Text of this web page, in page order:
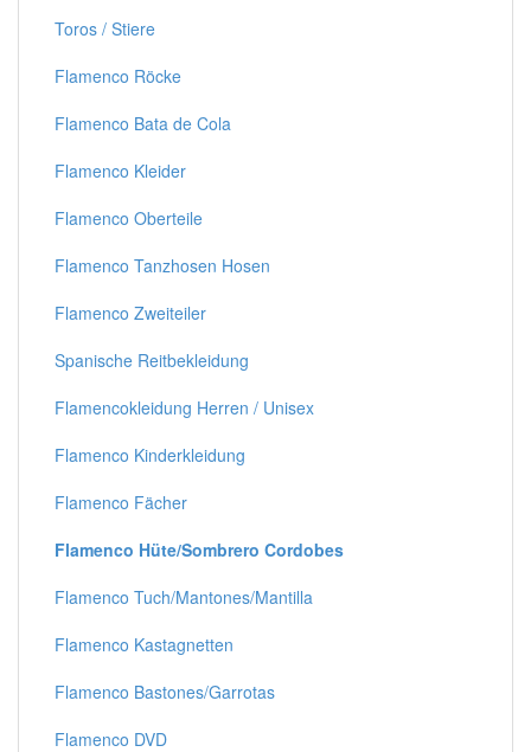
Toros / Stiere
Flamenco Röcke
Flamenco Bata de Cola
Flamenco Kleider
Flamenco Oberteile
Flamenco Tanzhosen Hosen
Flamenco Zweiteiler
Spanische Reitbekleidung
Flamencokleidung Herren / Unisex
Flamenco Kinderkleidung
Flamenco Fächer
Flamenco Hüte/Sombrero Cordobes
Flamenco Tuch/Mantones/Mantilla
Flamenco Kastagnetten
Flamenco Bastones/Garrotas
Flamenco DVD